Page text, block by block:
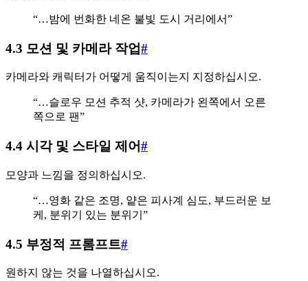
“…밤에 번화한 네온 불빛 도시 거리에서”
4.3 모션 및 카메라 작업#
카메라와 캐릭터가 어떻게 움직이는지 지정하십시오.
“…슬로우 모션 추적 샷, 카메라가 왼쪽에서 오른
쪽으로 팬”
4.4 시각 및 스타일 제어#
모양과 느낌을 정의하십시오.
“…영화 같은 조명, 얕은 피사계 심도, 부드러운 보
케, 분위기 있는 분위기”
4.5 부정적 프롬프트#
원하지 않는 것을 나열하십시오.